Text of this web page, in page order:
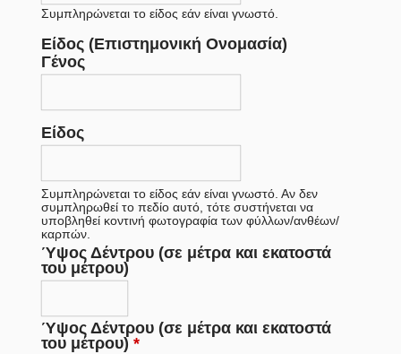
Συμπληρώνεται το είδος εάν είναι γνωστό.
Είδος (Επιστημονική Ονομασία)
Γένος
Είδος
Συμπληρώνεται το είδος εάν είναι γνωστό. Αν δεν
συμπληρωθεί το πεδίο αυτό, τότε συστήνεται να
υποβληθεί κοντινή φωτογραφία των φύλλων/ανθέων/
καρπών.
Ύψος Δέντρου (σε μέτρα και εκατοστά
του μέτρου)
Ύψος Δέντρου (σε μέτρα και εκατοστά
του μέτρου) *